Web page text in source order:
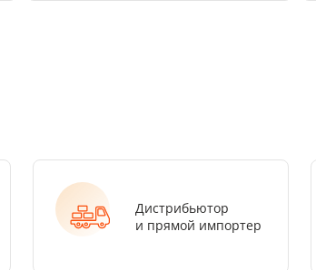
Дистрибьютор
и прямой импортер